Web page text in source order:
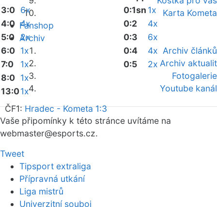
Karta Kometa
Fanshop
Archiv
Archiv článků
Archiv aktualit
Fotogalerie
Youtube kanál
ČF1:Hradec - Kometa 1:3
3:0 6x
4:0 4x
5:0 2x
6:0 1x
7:0
1x
8:0 1x
13:01x
0:1sn 1x
0:2
4x
0:3
6x
0:4
4x
0:5
2x
Vaše připomínky k této stránce uvítáme na
webmaster@esports.cz.
Tweet
Tipsport extraliga
Přípravná utkání
Liga mistrů
Univerzitní souboj